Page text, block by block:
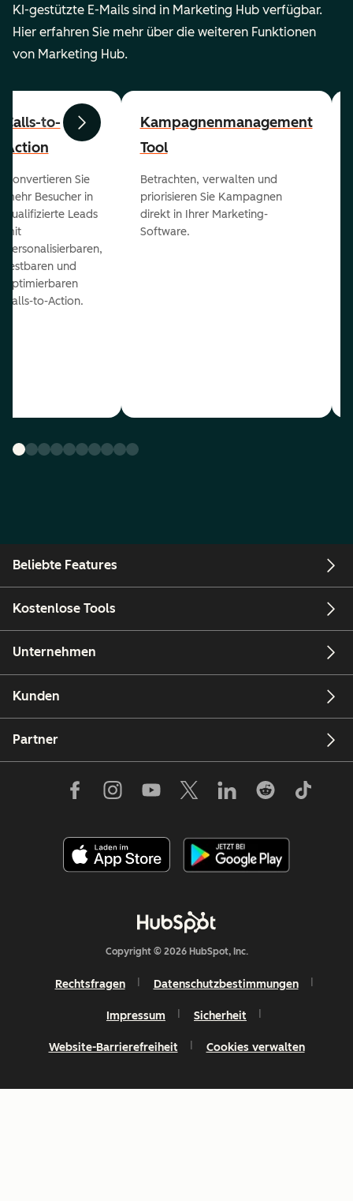
KI-gestützte E-Mails sind in Marketing Hub verfügbar.
Hier erfahren Sie mehr über die weiteren Funktionen
von Marketing Hub.
ZurückWeiter
Calls-to-
Action
Konvertieren Sie
mehr Besucher in
qualifizierte Leads
mit
personalisierbaren,
testbaren und
optimierbaren
Calls-to-Action.
Kampagnenmanagement
Tool
Betrachten, verwalten und
priorisieren Sie Kampagnen
direkt in Ihrer Marketing-
Software.
Beliebte Features
Kostenlose Tools
Unternehmen
Kunden
Partner
Copyright © 2026 HubSpot, Inc.
Rechtsfragen Datenschutzbestimmungen
Impressum Sicherheit
Website-Barrierefreiheit Cookies verwalten